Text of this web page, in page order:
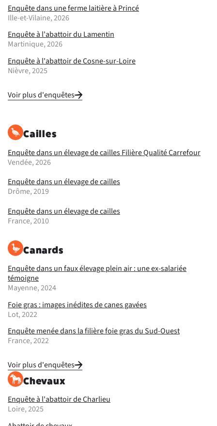
Enquête dans une ferme laitière à Princé
Ille-et-Vilaine, 2026
Enquête à l'abattoir du Lamentin
Martinique, 2026
Enquête à l'abattoir de Cosne-sur-Loire
Nièvre, 2025
Voir plus d'enquêtes
Cailles
Enquête dans un élevage de cailles Filière Qualité Carrefour
Vendée, 2026
Enquête dans un élevage de cailles
Drôme, 2019
Enquête dans un élevage de cailles
France, 2010
Canards
Enquête dans un faux élevage plein air : une ex-salariée
témoigne
Mayenne, 2024
Foie gras : images inédites de canes gavées
Lot, 2022
Enquête menée dans la filière foie gras du Sud-Ouest
France, 2022
Voir plus d'enquêtes
Chevaux
Enquête à l'abattoir de Charlieu
Loire, 2025